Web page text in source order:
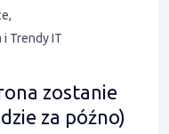
i Trendy IT
zostanie
za późno)